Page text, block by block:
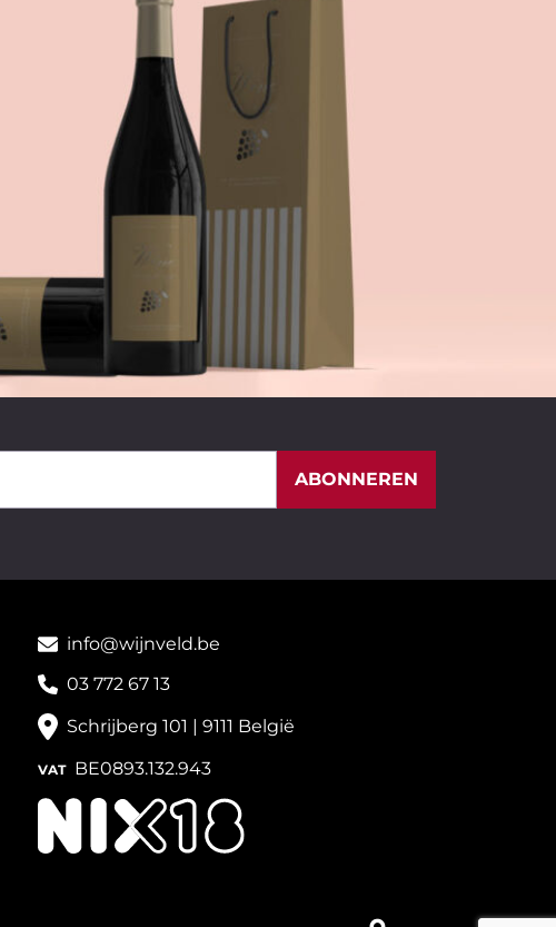
ABONNEREN
info@wijnveld.be
03 772 67 13
Schrijberg 101 | 9111 België
VAT BE0893.132.943